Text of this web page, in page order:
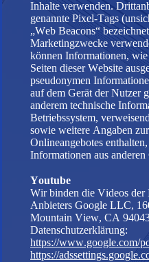
Inhalte verwenden.
genannte Pixel-Tags
„Web Beacons“
Marketingzwecke
können Informationen,
Seiten dieser Website
pseudonymen
auf dem Gerät der Nutzer
anderem technische
Betriebssystem,
sowie weitere Angaben
Onlineangebotes
Informationen aus
Youtube
Wir binden die Videos der
Anbieters Google LLC,
Mountain View, CA
Datenschutzerklärung:
https://www.google.com/
https://